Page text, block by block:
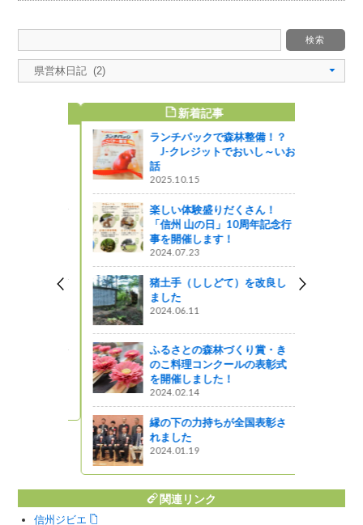
新着記事
ランチパックで森林整備！？
J-クレジットでおいし～いお
話
2025.10.15
楽しい体験盛りだくさん！
「信州 山の日」10周年記念行
事を開催します！
2024.07.23
猪土手（ししどて）を改良し
ました
2024.06.11
ふるさとの森林づくり賞・き
のこ料理コンクールの表彰式
を開催しました！
2024.02.14
縁の下の力持ちが全国表彰さ
れました
2024.01.19
関連リンク
信州ジビエ